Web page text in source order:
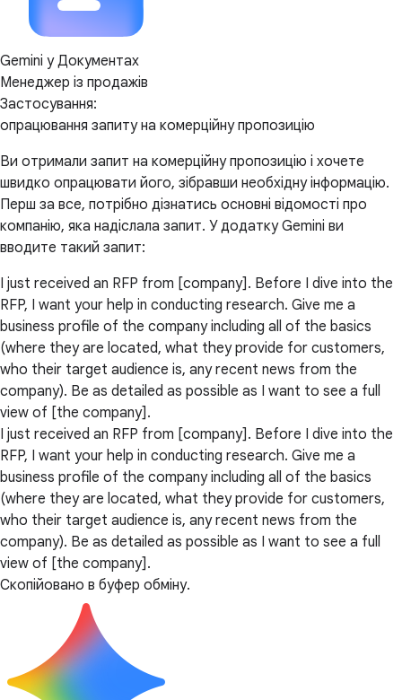
Gemini у Документах
Менеджер із продажів
Застосування:
опрацювання запиту на комерційну пропозицію
Ви отримали запит на комерційну пропозицію і хочете
швидко опрацювати його, зібравши необхідну інформацію.
Перш за все, потрібно дізнатись основні відомості про
компанію, яка надіслала запит. У додатку Gemini ви
вводите такий запит:
I just received an RFP from [company]. Before I dive into the
RFP, I want your help in conducting research. Give me a
business profile of the company including all of the basics
(where they are located, what they provide for customers,
who their target audience is, any recent news from the
company). Be as detailed as possible as I want to see a full
view of [the company].
I just received an RFP from [company]. Before I dive into the
RFP, I want your help in conducting research. Give me a
business profile of the company including all of the basics
(where they are located, what they provide for customers,
who their target audience is, any recent news from the
company). Be as detailed as possible as I want to see a full
view of [the company].
Скопійовано в буфер обміну.